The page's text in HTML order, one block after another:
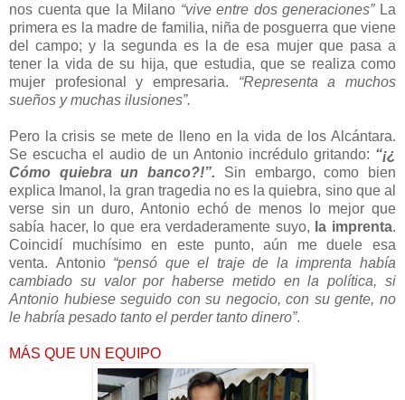
nos cuenta que la Milano “vive entre dos generaciones”La
primera es la madre de familia, niña de posguerra que viene
del campo; y la segunda es la de esa mujer que pasa a
tener la vida de su hija, que estudia, que se realiza como
mujer profesional y empresaria. “Representa a muchos
sueños y muchas ilusiones”.
Pero la crisis se mete de lleno en la vida de los Alcántara.
Se escucha el audio de un Antonio incrédulo gritando: “¡¿
Cómo quiebra un banco?!”. Sin embargo, como bien
explica Imanol, la gran tragedia no es la quiebra, sino que al
verse sin un duro, Antonio echó de menos lo mejor que
sabía hacer, lo que era verdaderamente suyo, la imprenta.
Coincidí muchísimo en este punto, aún me duele esa
venta. Antonio “pensó que el traje de la imprenta había
cambiado su valor por haberse metido en la política, si
Antonio hubiese seguido con su negocio, con su gente, no
le habría pesado tanto el perder tanto dinero”.
MÁS QUE UN EQUIPO